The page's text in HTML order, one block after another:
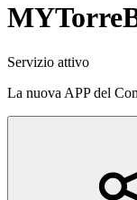
Servizio attivo
La nuova APP del